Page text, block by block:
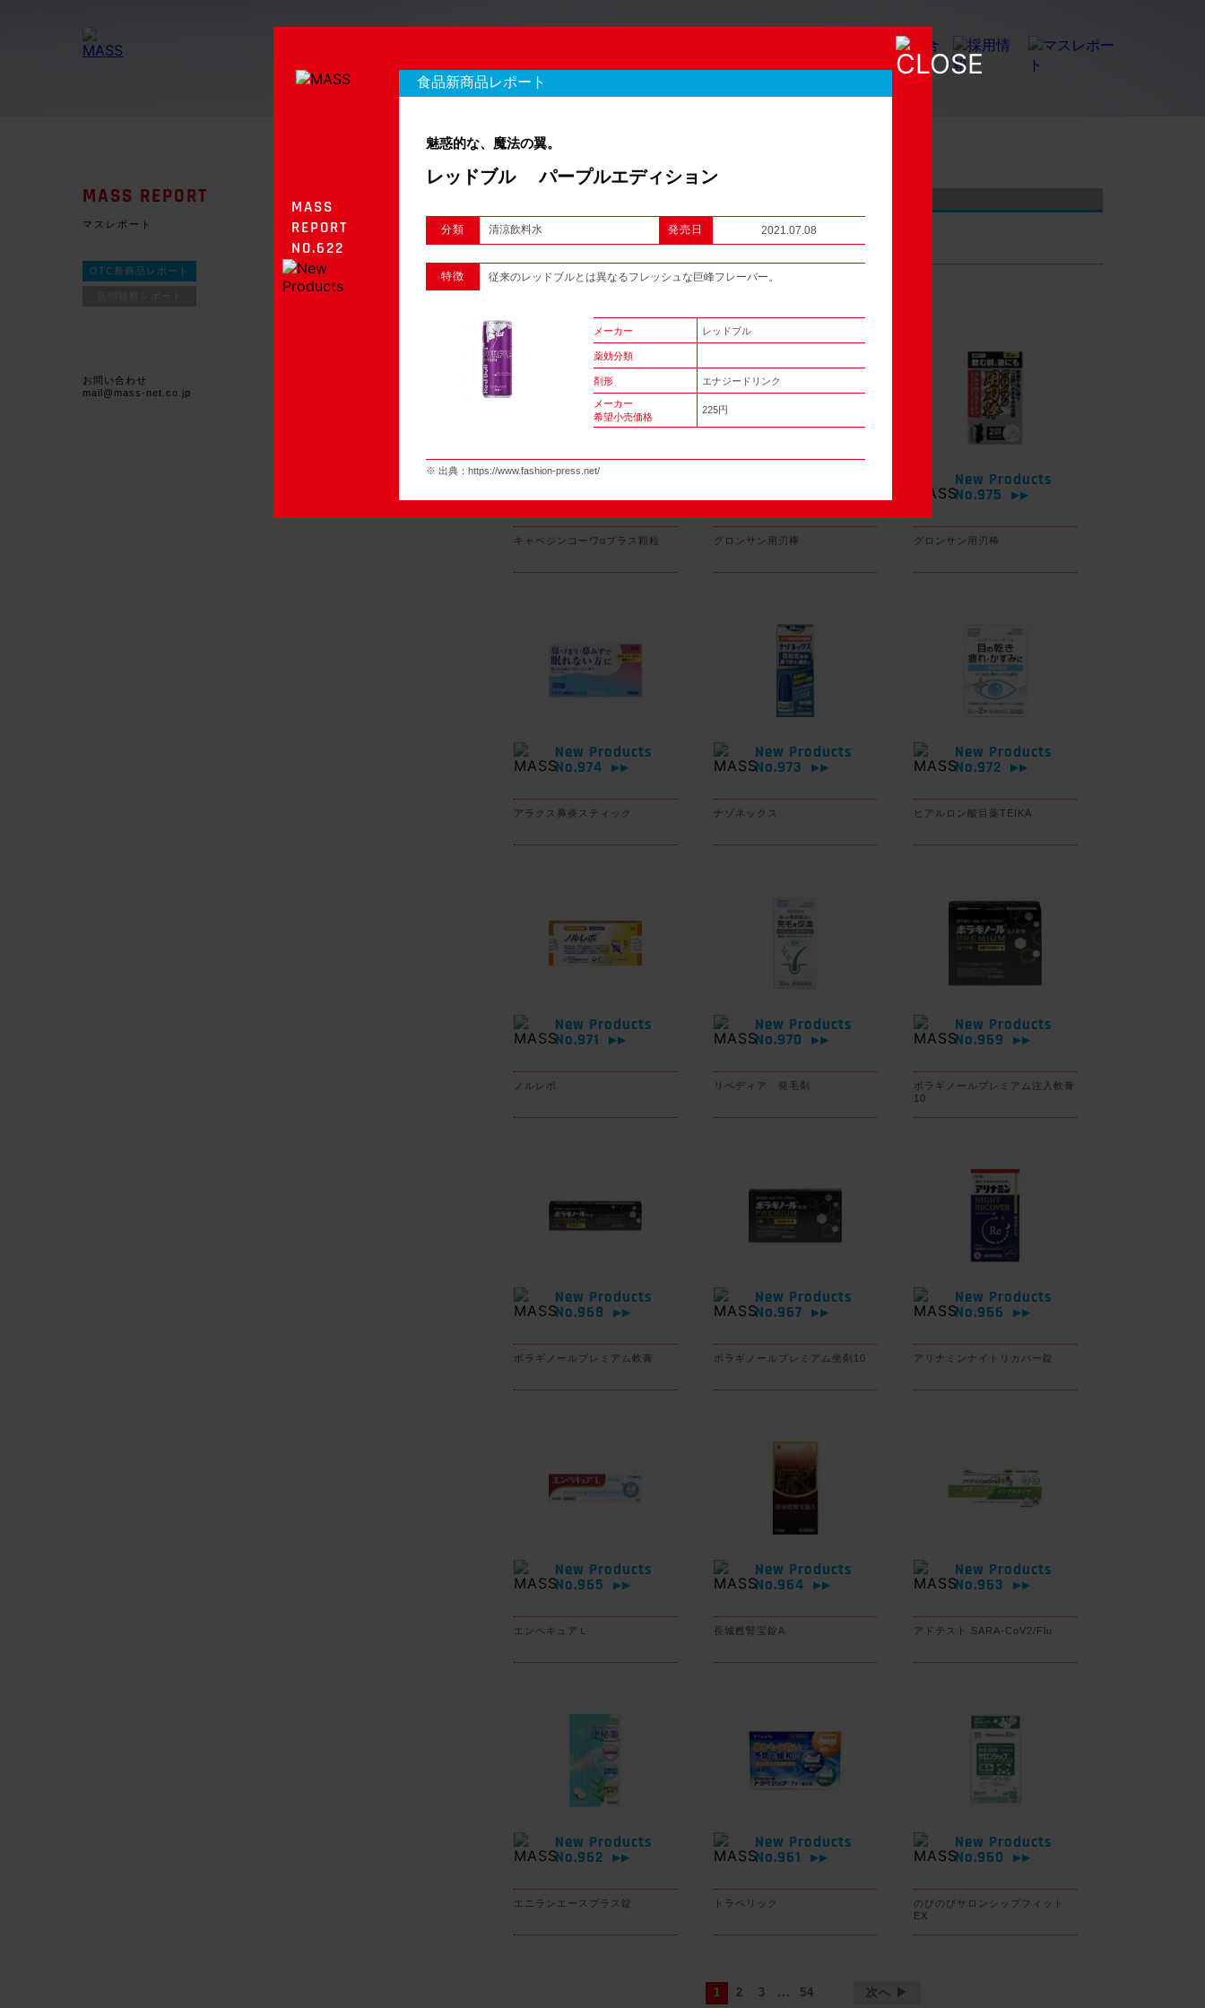
MASS REPORT
マスレポート
OTC新商品レポート
お問い合わせ
mail@mass-net.co.jp
970 件のレポート
New Products
キャベジンコーワαプラス顆粒 グロンサン用刃棒
New Products
No.975
▶▶
グロンサン用刃棒
New Products
No.974
▶▶
アラクス鼻炎スティック
New Products
No.973
▶▶
ナゾネックス
New Products
No.972
▶▶
ヒアルロン酸目薬TEIKA
New Products
No.971
▶▶
ノルレボ
New Products
No.970
▶▶
リペディア 発毛剤
New Products
No.969
▶▶
ボラギノールプレミアム注入軟膏
10
New Products
No.968
▶▶
ボラギノールプレミアム軟膏
New Products
No.967
▶▶
ボラギノールプレミアム坐剤10
New Products
No.966
▶▶
アリナミンナイトリカバー錠
New Products
No.965
▶▶
エンペキュアＬ
New Products
No.964
▶▶
長城甦腎宝錠A
New Products
No.963
▶▶
アドテスト SARA-CoV2/Flu
New Products
No.962
▶▶
エニランエースプラス錠
New Products
No.961
▶▶
トラベリック
New Products
No.960
▶▶
のびのびサロンシップフィット
EX
1 2 3 ... 54 次へ ▶
MASS
REPORT
NO.622
食品新商品レポート
魅惑的な、魔法の翼。
レッドブル パープルエディション
分類 清涼飲料水 発売日 2021.07.08
特徴 従来のレッドブルとは異なるフレッシュな巨峰フレーバー。
メーカー レッドブル
薬効分類
剤形 エナジードリンク
メーカー
希望小売価格
225円
※ 出典： https://www.fashion-press.net/